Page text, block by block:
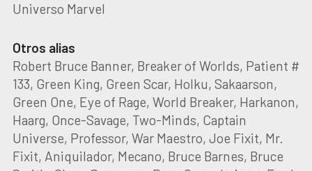
Universo Marvel
Otros alias
Robert Bruce Banner, Breaker of Worlds, Patient #
133, Green King, Green Scar, Holku, Sakaarson,
Green One, Eye of Rage, World Breaker, Harkanon,
Haarg, Once-Savage, Two-Minds, Captain
Universe, Professor, War Maestro, Joe Fixit, Mr.
Fixit, Aniquilador, Mecano, Bruce Barnes, Bruce